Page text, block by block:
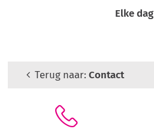
Elke dag
Terug naar:Contact